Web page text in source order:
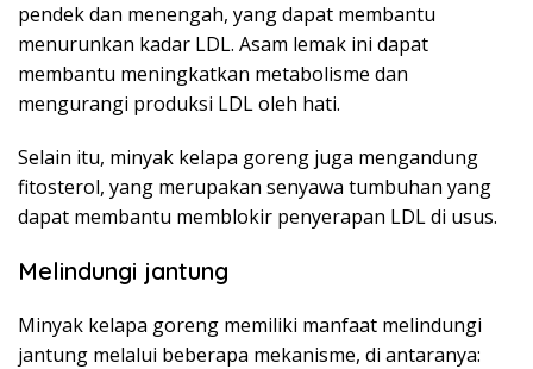
pendek dan menengah, yang dapat membantu
menurunkan kadar LDL. Asam lemak ini dapat
membantu meningkatkan metabolisme dan
mengurangi produksi LDL oleh hati.
Selain itu, minyak kelapa goreng juga mengandung
fitosterol, yang merupakan senyawa tumbuhan yang
dapat membantu memblokir penyerapan LDL di usus.
Melindungi jantung
Minyak kelapa goreng memiliki manfaat melindungi
jantung melalui beberapa mekanisme, di antaranya: